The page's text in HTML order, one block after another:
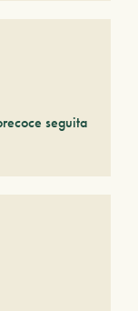
seguita